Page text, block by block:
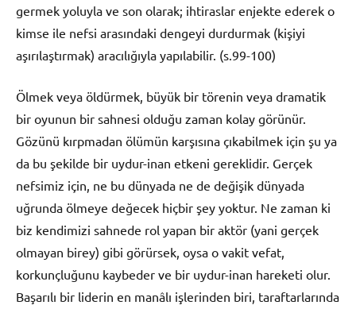
germek yoluyla ve son olarak; ihtiraslar enjekte ederek o
kimse ile nefsi arasındaki dengeyi durdurmak (kişiyi
aşırılaştırmak) aracılığıyla yapılabilir. (s.99-100)
Ölmek veya öldürmek, büyük bir törenin veya dramatik
bir oyunun bir sahnesi olduğu zaman kolay görünür.
Gözünü kırpmadan ölümün karşısına çıkabilmek için şu ya
da bu şekilde bir uydur-inan etkeni gereklidir. Gerçek
nefsimiz için, ne bu dünyada ne de değişik dünyada
uğrunda ölmeye değecek hiçbir şey yoktur. Ne zaman ki
biz kendimizi sahnede rol yapan bir aktör (yani gerçek
olmayan birey) gibi görürsek, oysa o vakit vefat,
korkunçluğunu kaybeder ve bir uydur-inan hareketi olur.
Başarılı bir liderin en manâlı işlerinden biri, taraftarlarında